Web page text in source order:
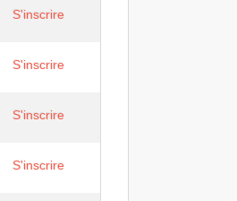
S'inscrire
S'inscrire
S'inscrire
S'inscrire